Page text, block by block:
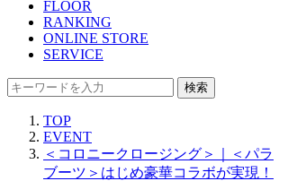
FLOOR
RANKING
ONLINE STORE
SERVICE
検索
TOP
EVENT
＜コロニークロージング＞｜＜パラ
ブーツ＞はじめ豪華コラボが実現！